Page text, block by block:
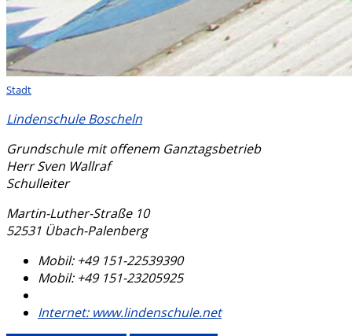
Stadt
Lindenschule Boscheln
Grundschule mit offenem Ganztagsbetrieb
Herr Sven Wallraf
Schulleiter
Martin-Luther-Straße 10
52531 Übach-Palenberg
Mobil: +49 151-22539390
Mobil: +49 151-23205925
Internet: www.lindenschule.net